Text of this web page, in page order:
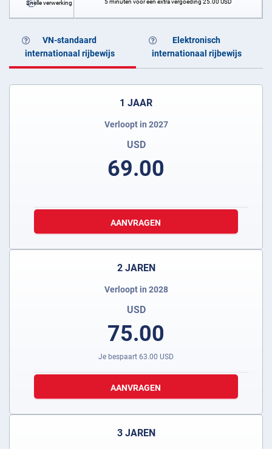
Snelle verwerking 5 minuten voor een extra vergoeding 25.00 USD
VN-standaard
internationaal rijbewijs
Elektronisch
internationaal rijbewijs
1 JAAR
Verloopt in 2027
USD
69.00
AANVRAGEN
2 JAREN
Verloopt in 2028
USD
75.00
Je bespaart 63.00 USD
AANVRAGEN
3 JAREN